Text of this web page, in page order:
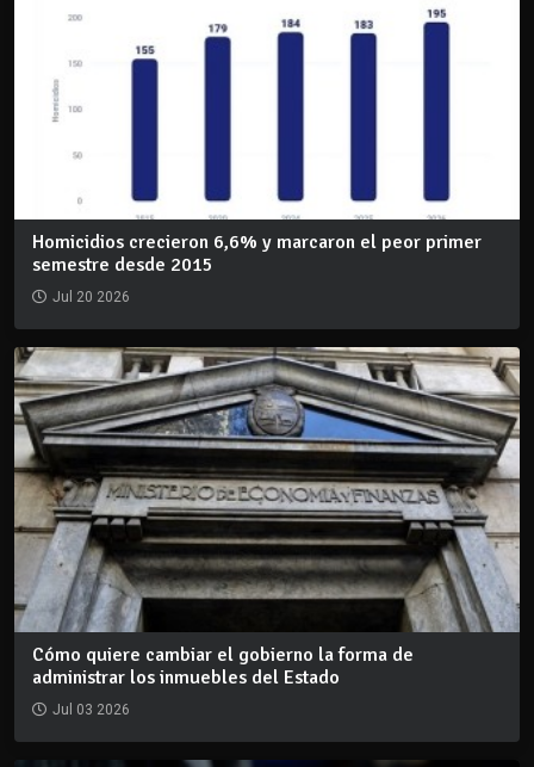
Homicidios crecieron 6,6% y marcaron el peor primer
semestre desde 2015
Jul 20 2026
Cómo quiere cambiar el gobierno la forma de
administrar los inmuebles del Estado
Jul 03 2026